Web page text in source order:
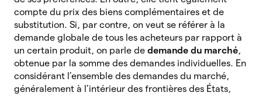
compte du prix des biens complémentaires et de
substitution. Si, par contre, on veut se référer à la
demande globale de tous les acheteurs par rapport à
un certain produit, on parle de demande du marché,
obtenue par la somme des demandes individuelles. En
considérant l’ensemble des demandes du marché,
généralement à l’intérieur des frontières des États,